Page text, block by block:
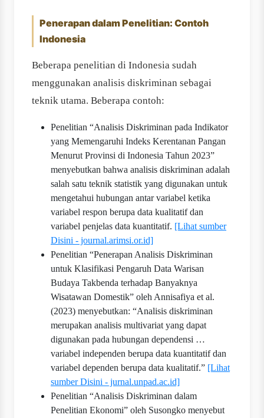
Penerapan dalam Penelitian: Contoh
Indonesia
Beberapa penelitian di Indonesia sudah
menggunakan analisis diskriminan sebagai
teknik utama. Beberapa contoh:
Penelitian “Analisis Diskriminan pada Indikator
yang Memengaruhi Indeks Kerentanan Pangan
Menurut Provinsi di Indonesia Tahun 2023”
menyebutkan bahwa analisis diskriminan adalah
salah satu teknik statistik yang digunakan untuk
mengetahui hubungan antar variabel ketika
variabel respon berupa data kualitatif dan
variabel penjelas data kuantitatif. [Lihat sumber
Disini - journal.arimsi.or.id]
Penelitian “Penerapan Analisis Diskriminan
untuk Klasifikasi Pengaruh Data Warisan
Budaya Takbenda terhadap Banyaknya
Wisatawan Domestik” oleh Annisafiya et al.
(2023) menyebutkan: “Analisis diskriminan
merupakan analisis multivariat yang dapat
digunakan pada hubungan dependensi …
variabel independen berupa data kuantitatif dan
variabel dependen berupa data kualitatif.” [Lihat
sumber Disini - jurnal.unpad.ac.id]
Penelitian “Analisis Diskriminan dalam
Penelitian Ekonomi” oleh Susongko menyebut